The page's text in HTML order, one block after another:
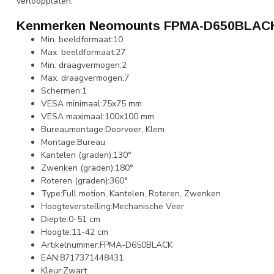
Kenmerken Neomounts FPMA-
Min. beeldformaat:10
Max. beeldformaat:27
Min. draagvermogen:2
Max. draagvermogen:7
Schermen:1
VESA minimaal:75x75 mm
VESA maximaal:100x100 mm
Bureaumontage:Doorvoer, Klem
Montage:Bureau
Kantelen (graden):130°
Zwenken (graden):180°
Roteren (graden):360°
Type:Full motion, Kantelen, Roteren, Zwenken
Hoogteverstelling:Mechanische Veer
Diepte:0-51 cm
Hoogte:11-42 cm
Artikelnummer:FPMA-D650BLACK
EAN:8717371448431
Kleur:Zwart